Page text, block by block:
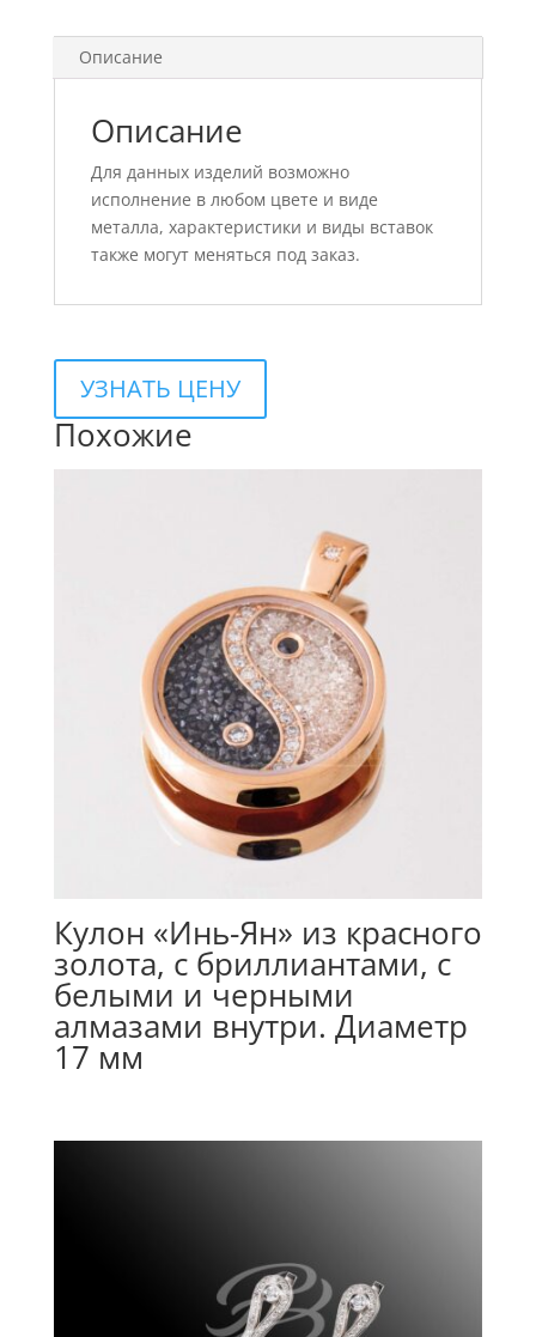
Описание
Описание
Для данных изделий возможно
исполнение в любом цвете и виде
металла, характеристики и виды вставок
также могут меняться под заказ.
УЗНАТЬ ЦЕНУ
Похожие
Кулон «Инь-Ян» из красного
золота, с бриллиантами, с
белыми и черными
алмазами внутри. Диаметр
17 мм